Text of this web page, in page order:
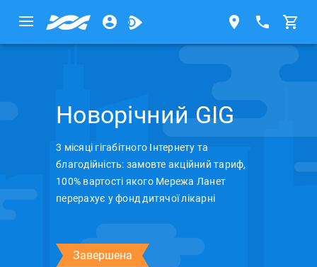
Новорічний GIG
3 місяці гігабітного Інтернету та
благодійність: замовте акційний тариф,
100% вартості якого Мережа Ланет
перерахує у фонд дитячої лікарні
Завершена